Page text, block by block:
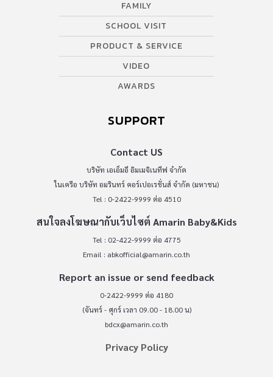
FAMILY
SCHOOL VISIT
PRODUCT & SERVICE
VIDEO
AWARDS
SUPPORT
Contact US
บริษัท เอเอ็มอี อิมเมจิเนทีฟ จำกัด
ในเครือ บริษัท อมรินทร์ คอร์เปอเรชั่นส์ จำกัด (มหาชน)
Tel : 0-2422-9999 ต่อ 4510
สนใจลงโฆษณากับเว็บไซต์ Amarin Baby&Kids
Tel : 02-422-9999 ต่อ 4775
Email : abkofficial@amarin.co.th
Report an issue or send feedback
0-2422-9999 ต่อ 4180
(จันทร์ - ศุกร์ เวลา 09.00 - 18.00 น)
bdcx@amarin.co.th
Privacy Policy